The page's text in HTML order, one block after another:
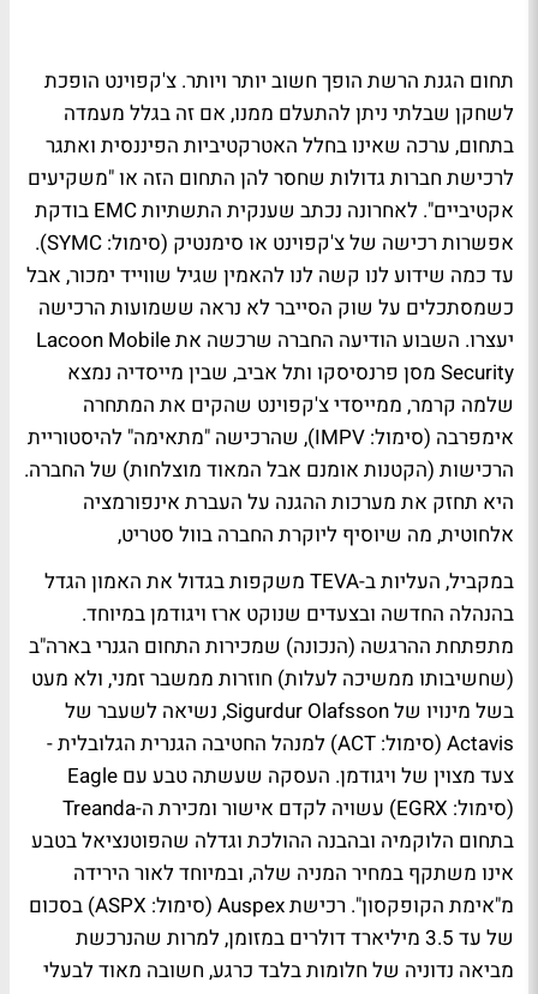
תחום הגנת הרשת הופך חשוב יותר ויותר. צ'קפוינט הופכת
לשחקן שבלתי ניתן להתעלם ממנו, אם זה בגלל מעמדה
בתחום, ערכה שאינו בחלל האטרקטיביות הפיננסית ואתגר
לרכישת חברות גדולות שחסר להן התחום הזה או "משקיעים
אקטיביים". לאחרונה נכתב שענקית התשתיות EMC בודקת
אפשרות רכישה של צ'קפוינט או סימנטיק (סימול: SYMC).
עד כמה שידוע לנו קשה לנו להאמין שגיל שווייד ימכור, אבל
כשמסתכלים על שוק הסייבר לא נראה ששמועות הרכישה
יעצרו. השבוע הודיעה החברה שרכשה את Lacoon Mobile
Security מסן פרנסיסקו ותל אביב, שבין מייסדיה נמצא
שלמה קרמר, ממייסדי צ'קפוינט שהקים את המתחרה
אימפרבה (סימול: IMPV), שהרכישה "מתאימה" להיסטוריית
הרכישות (הקטנות אומנם אבל המאוד מוצלחות) של החברה.
היא תחזק את מערכות ההגנה על העברת אינפורמציה
אלחוטית, מה שיוסיף ליוקרת החברה בוול סטריט,
במקביל, העליות ב-TEVA משקפות בגדול את האמון הגדל
בהנהלה החדשה ובצעדים שנוקט ארז ויגודמן במיוחד.
מתפתחת ההרגשה (הנכונה) שמכירות התחום הגנרי בארה"ב
(שחשיבותו ממשיכה לעלות) חוזרות ממשבר זמני, ולא מעט
בשל מינויו של Sigurdur Olafsson, נשיאה לשעבר של
Actavis (סימול: ACT) למנהל החטיבה הגנרית הגלובלית -
צעד מצוין של ויגודמן. העסקה שעשתה טבע עם Eagle
(סימול: EGRX) עשויה לקדם אישור ומכירת ה-Treanda
בתחום הלוקמיה ובהבנה ההולכת וגדלה שהפוטנציאל בטבע
אינו משתקף במחיר המניה שלה, ובמיוחד לאור הירידה
מ"אימת הקופקסון". רכישת Auspex (סימול: ASPX) בסכום
של עד 3.5 מיליארד דולרים במזומן, למרות שהנרכשת
מביאה נדוניה של חלומות בלבד כרגע, חשובה מאוד לבעלי